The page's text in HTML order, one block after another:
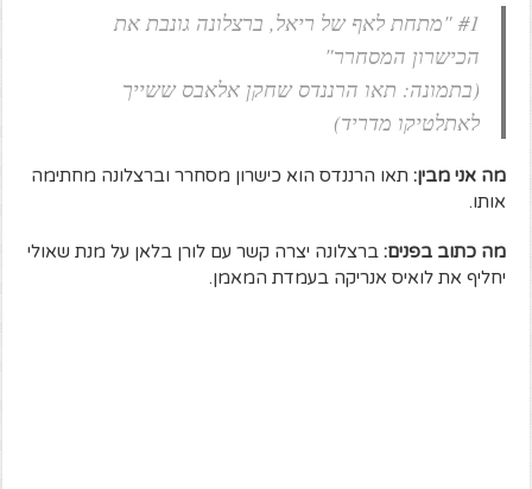
#1 "מתחת לאף של ריאל, ברצלונה גונבת את
הכישרון המסחרר"
(בתמונה: תאו הרננדס שחקן אלאבס ששייך
לאתלטיקו מדריד)
מה אני מבין: תאו הרננדס הוא כישרון מסחרר וברצלונה מחתימה
אותו.
מה כתוב בפנים: ברצלונה יצרה קשר עם לורן בלאן על מנת שאולי
יחליף את לואיס אנריקה בעמדת המאמן.